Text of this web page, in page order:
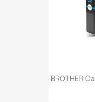
BROTHER